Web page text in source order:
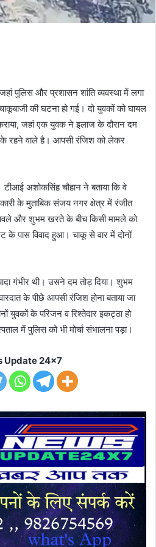
पुलिस और प्रशासन शांति व्यवस्था में लगा
की घटना हो गई। दो युवकों को घायल
जहां एक युवक ने इलाज के दौरान दम
के रहने वाले है। आपसी रंजिश को लेकर
टीआई अशोकसिंह चौहान ने बताया कि वे
के मुताबिक संजय नगर क्षेत्र में रंजीत
और शुभम खरते के बीच किसी मामले को
के पास विवाद हुआ। चाकू से वार में दोनों
गंभीर थी। उसने दम तोड़ दिया। शुभम
के पीछे आपसी रंजिश होना बताया जा
युवकों के परिजन व रिश्तेदार इकट्ठा हो
में पुलिस को भी मोर्चा संभालना पड़ा।
Update 24x7